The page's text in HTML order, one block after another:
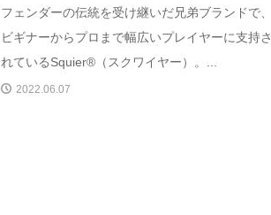
フェンダーの伝統を受け継いだ兄弟ブランドで、
ビギナーからプロまで幅広いプレイヤーに支持さ
れているSquier®（スクワイヤー）。...
2022.06.07